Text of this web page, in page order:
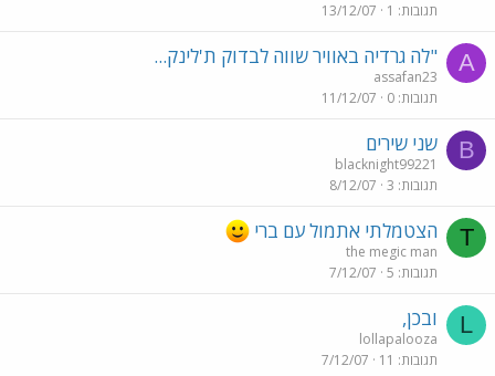
תגובות 1
13/12/07
A "לה גרדיה באוויר שווה לבדוק ת'לינק...
assafan23
תגובות 0
11/12/07
B שני שירים
blacknight99221
תגובות 3
8/12/07
T הצטמלתי אתמול עם ברי
the megic man
תגובות 5
7/12/07
L ובכן,
lollapalooza
תגובות 11
7/12/07